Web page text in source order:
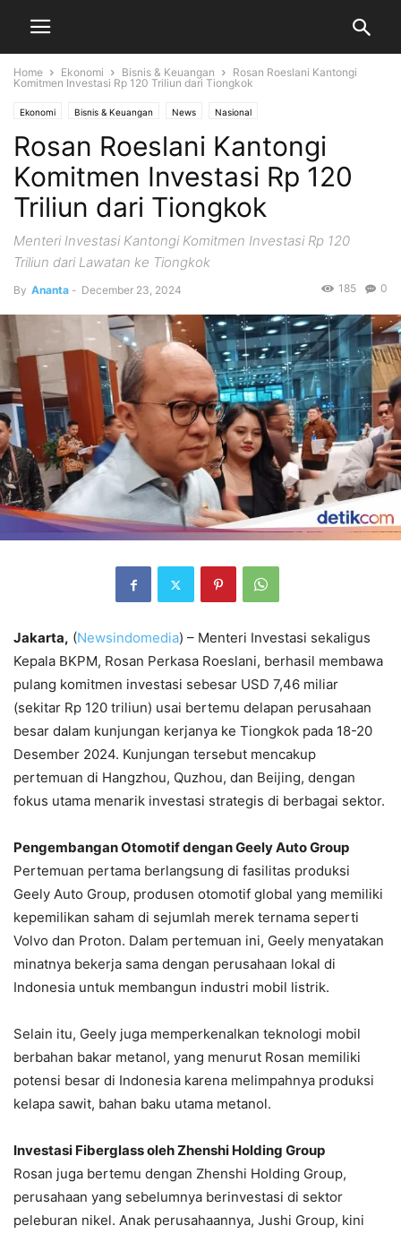
Home Ekonomi Bisnis & Keuangan
Rosan Roeslani Kantongi
Komitmen Investasi Rp 120 Triliun dari Tiongkok
Ekonomi Bisnis & Keuangan News Nasional
Rosan Roeslani Kantongi
Komitmen Investasi Rp 120
Triliun dari Tiongkok
Menteri Investasi Kantongi Komitmen Investasi Rp 120
Triliun dari Lawatan ke Tiongkok
By Ananta - December 23, 2024 0
185
Jakarta, (Newsindomedia) – Menteri Investasi sekaligus
Kepala BKPM, Rosan Perkasa Roeslani, berhasil membawa
pulang komitmen investasi sebesar USD 7,46 miliar
(sekitar Rp 120 triliun) usai bertemu delapan perusahaan
besar dalam kunjungan kerjanya ke Tiongkok pada 18-20
Desember 2024. Kunjungan tersebut mencakup
pertemuan di Hangzhou, Quzhou, dan Beijing, dengan
fokus utama menarik investasi strategis di berbagai sektor.
Pengembangan Otomotif dengan Geely Auto Group
Pertemuan pertama berlangsung di fasilitas produksi
Geely Auto Group, produsen otomotif global yang memiliki
kepemilikan saham di sejumlah merek ternama seperti
Volvo dan Proton. Dalam pertemuan ini, Geely menyatakan
minatnya bekerja sama dengan perusahaan lokal di
Indonesia untuk membangun industri mobil listrik.
Selain itu, Geely juga memperkenalkan teknologi mobil
berbahan bakar metanol, yang menurut Rosan memiliki
potensi besar di Indonesia karena melimpahnya produksi
kelapa sawit, bahan baku utama metanol.
Investasi Fiberglass oleh Zhenshi Holding Group
Rosan juga bertemu dengan Zhenshi Holding Group,
perusahaan yang sebelumnya berinvestasi di sektor
peleburan nikel. Anak perusahaannya, Jushi Group, kini